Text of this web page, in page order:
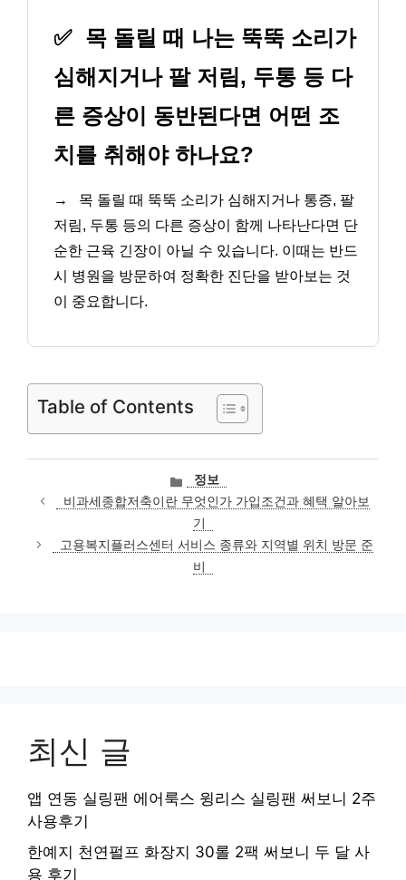
✅ 목 돌릴 때 나는 뚝뚝 소리가
심해지거나 팔 저림, 두통 등 다
른 증상이 동반된다면 어떤 조
치를 취해야 하나요?
→
목 돌릴 때 뚝뚝 소리가 심해지거나 통증, 팔
저림, 두통 등의 다른 증상이 함께 나타난다면 단
순한 근육 긴장이 아닐 수 있습니다. 이때는 반드
시 병원을 방문하여 정확한 진단을 받아보는 것
이 중요합니다.
Table of Contents
카
테
고
리
정보
비과세종합저축이란 무엇인가 가입조건과 혜택 알아보
기
고용복지플러스센터 서비스 종류와 지역별 위치 방문 준
비
최신 글
앱 연동 실링팬 에어룩스 윙리스 실링팬 써보니 2주
사용후기
한예지 천연펄프 화장지 30롤 2팩 써보니 두 달 사
용 후기